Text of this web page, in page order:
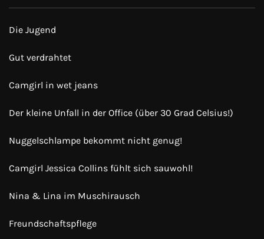
Die Jugend
Gut verdrahtet
Camgirl in wet jeans
Der kleine Unfall in der Office (über 30 Grad Celsius!)
Nuggelschlampe bekommt nicht genug!
Camgirl Jessica Collins fühlt sich sauwohl!
Nina & Lina im Muschirausch
Freundschaftspflege